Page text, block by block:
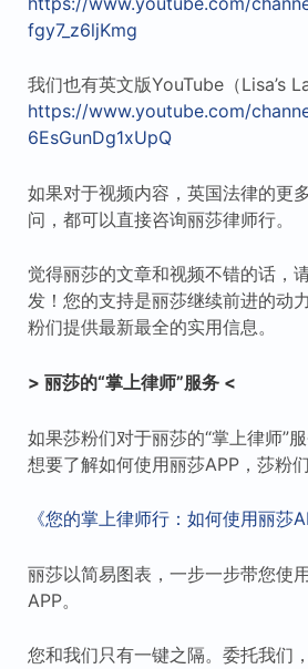
fgy7_z6ljKmg
我们也有英文版YouTube（Lisa’s
https://www.youtube.com/
6EsGunDg1xUpQ
如果对于视频内容，英国法律的更
问，都可以直接咨询丽莎律师行。
觉得丽莎的文章和视频不错的话，
发！您的支持是丽莎继续前进的动
粉们提供最新最全的实用信息。
> 丽莎的“掌上律师”服务 <
如果莎粉们对于丽莎的“掌上律师”
想要了解如何使用丽莎APP，莎粉
《您的掌上律师行：如何使用丽莎
丽莎以简易图表，一步一步带您使
APP。
您和我们只有一键之隔。委托我们